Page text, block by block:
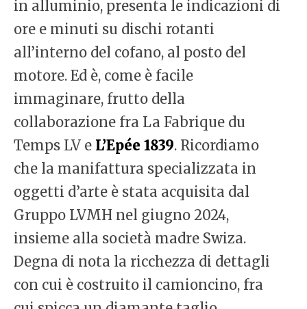
in alluminio, presenta le indicazioni di
ore e minuti su dischi rotanti
all’interno del cofano, al posto del
motore. Ed è, come è facile
immaginare, frutto della
collaborazione fra La Fabrique du
Temps LV e L’Epée 1839. Ricordiamo
che la manifattura specializzata in
oggetti d’arte è stata acquisita dal
Gruppo LVMH nel giugno 2024,
insieme alla società madre Swiza.
Degna di nota la ricchezza di dettagli
con cui è costruito il camioncino, fra